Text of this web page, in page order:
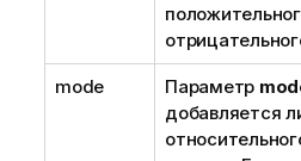
mode Параметр
добавляется